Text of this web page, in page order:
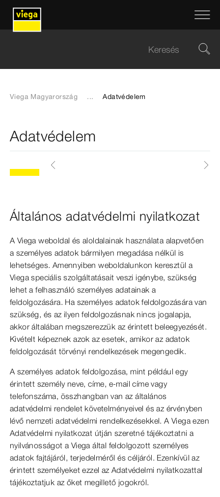
Viega Magyarország ... Adatvédelem
Adatvédelem
Általános adatvédelmi nyilatkozat
A Viega weboldal és aloldalainak használata alapvetően
a személyes adatok bármilyen megadása nélkül is
lehetséges. Amennyiben weboldalunkon keresztül a
Viega speciális szolgáltatásait veszi igénybe, szükség
lehet a felhasználó személyes adatainak a
feldolgozására. Ha személyes adatok feldolgozására van
szükség, és az ilyen feldolgozásnak nincs jogalapja,
akkor általában megszerezzük az érintett beleegyezését.
Kivételt képeznek azok az esetek, amikor az adatok
feldolgozását törvényi rendelkezések megengedik.
A személyes adatok feldolgozása, mint például egy
érintett személy neve, címe, e-mail címe vagy
telefonszáma, összhangban van az általános
adatvédelmi rendelet követelményeivel és az érvényben
lévő nemzeti adatvédelmi rendelkezésekkel. A Viega ezen
Adatvédelmi nyilatkozat útján szeretné tájékoztatni a
nyilvánosságot a Viega által feldolgozott személyes
adatok fajtájáról, terjedelméről és céljáról. Ezenkívül az
érintett személyeket ezzel az Adatvédelmi nyilatkozattal
tájékoztatjuk az őket megillető jogokról.